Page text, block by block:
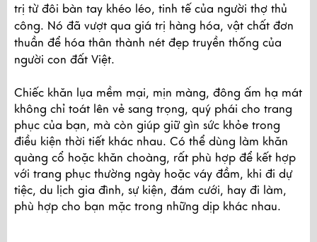
trị từ đôi bàn tay khéo léo, tinh tế của người thợ thủ
công. Nó đã vượt qua giá trị hàng hóa, vật chất đơn
thuần để hóa thân thành nét đẹp truyền thống của
người con đất Việt.
Chiếc khăn lụa mềm mại, mịn màng, đông ấm hạ mát
không chỉ toát lên vẻ sang trọng, quý phái cho trang
phục của bạn, mà còn giúp giữ gìn sức khỏe trong
điều kiện thời tiết khác nhau. Có thể dùng làm khăn
quàng cổ hoặc khăn choàng, rất phù hợp để kết hợp
với trang phục thường ngày hoặc váy đầm, khi đi dự
tiệc, du lịch gia đình, sự kiện, đám cưới, hay đi làm,
phù hợp cho bạn mặc trong những dịp khác nhau.